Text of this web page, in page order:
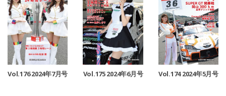
Vol.176 2024年7月号 Vol.175 2024年6月号 Vol.174 2024年5月号